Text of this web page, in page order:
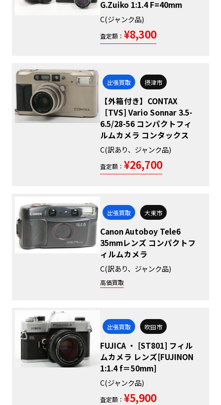
G.Zuiko 1:1.4 F=40mm
C(ジャンク品)
査定額： ¥8,300
出張買取 摂津市
【外箱付き】CONTAX
［TVS] Vario Sonnar 3.5-
6.5/28-56 コンパクトフィ
ルムカメラ コンタックス
C(訳あり、ジャンク品)
査定額： ¥26,700
出張買取 大東市
Canon Autoboy Tele6
35mmレンズ コンパクトフ
ィルムカメラ
C(訳あり、ジャンク品)
高価買取
出張買取 吹田市
FUJICA ・ [ST801] フィル
ムカメラ レンズ[FUJINON
1:1.4 f＝50mm]
C(ジャンク品)
査定額： ¥5,900